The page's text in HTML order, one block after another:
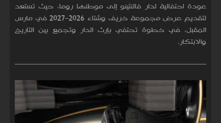
عودة احتفالية لدار فالنتينو إلى موطنها روما، حيث تستعد
لتقديم عرض مجموعة خريف وشتاء 2026–2027 في مارس
المقبل، في خطوة تحتفي بإرث الدار وتجمع بين التاريخ
والابتكار.